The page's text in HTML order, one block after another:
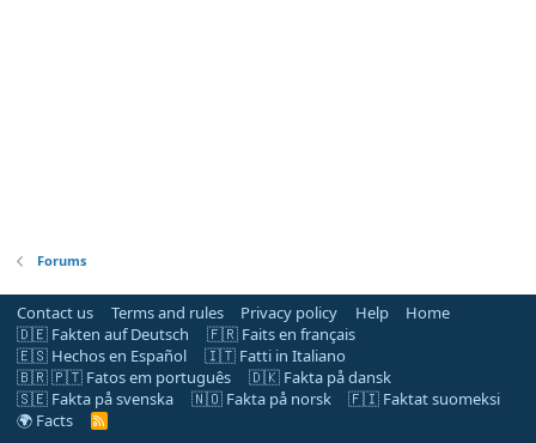
Forums
Contact us Terms and rules Privacy policy Help
Home
🇩🇪 Fakten auf Deutsch
🇫🇷 Faits en français
🇪🇸 Hechos en Español
🇮🇹 Fatti in Italiano
🇧🇷 🇵🇹 Fatos em português
🇩🇰 Fakta på dansk
🇸🇪 Fakta på svenska
🇳🇴 Fakta på norsk
🇫🇮 Faktat suomeksi
🌍 Facts
R